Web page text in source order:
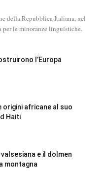
della Repubblica Italiana, nel
per le minoranze linguistiche.
l’Europa
origini africane al suo
Haiti
e il dolmen
montagna